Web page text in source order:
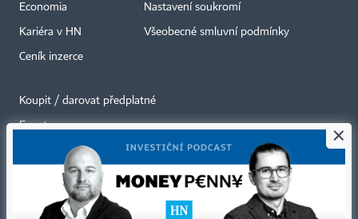
Economia
Kariéra v HN
Ceník inzerce
Nastavení soukromí
Všeobecné smluvní podmínky
Koupit / darovat předplatné
Eventy
Newslettery
RSS kanály
×